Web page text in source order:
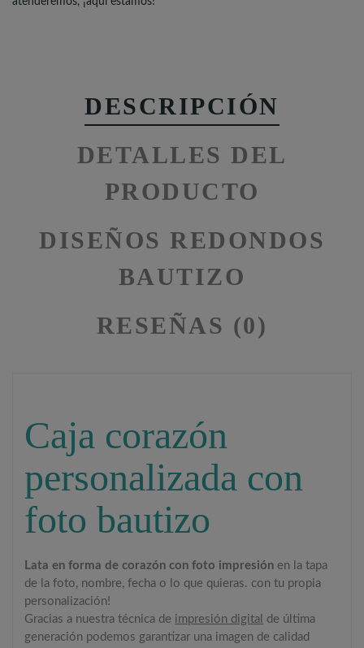
DESCRIPCIÓN
DETALLES DEL
PRODUCTO
DISEÑOS REDONDOS
BAUTIZO
RESEÑAS (0)
Caja corazón
personalizada con
foto bautizo
Lata en forma de corazón con foto impresión en la tapa
de la foto, nombre, fecha o lo que quieras. con tu propia
personalización!
Gracias a nuestra técnica de impresión digital de última
generación podemos garantizar una imagen de calidad